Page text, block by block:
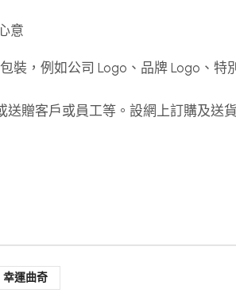
意
裝，例如公司 Logo、品牌 Logo、特
贈客戶或員工等。設網上訂購及送
幸運曲奇